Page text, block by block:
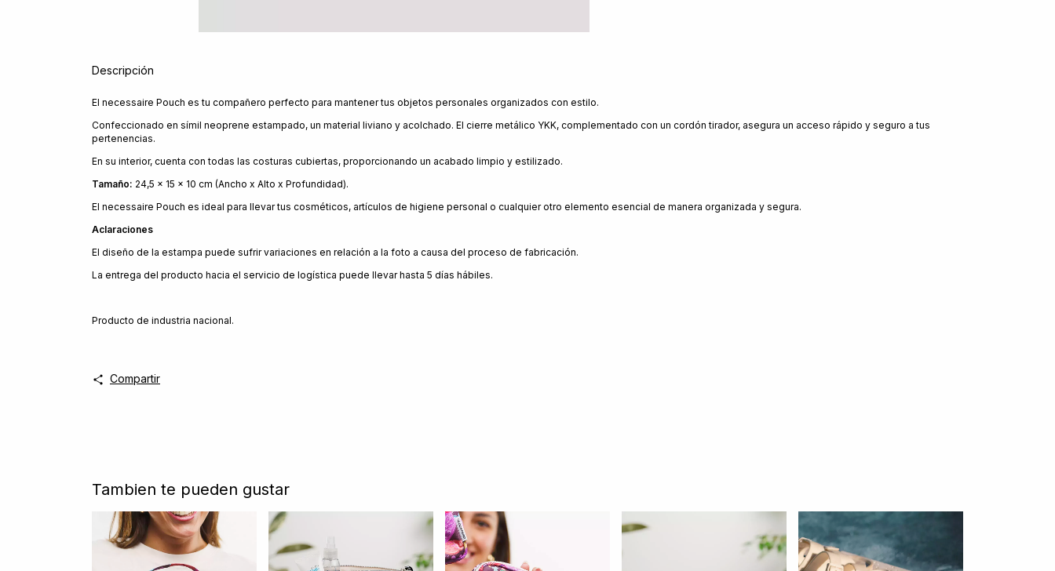
Descripción
El necessaire Pouch es tu compañero perfecto para mantener tus objetos personales organizados con estilo.
Confeccionado en símil neoprene estampado, un material liviano y acolchado. El cierre metálico YKK, complementado con un cordón tirador, asegura un acceso rápido y seguro a tus
pertenencias.
En su interior, cuenta con todas las costuras cubiertas, proporcionando un acabado limpio y estilizado.
Tamaño: 24,5 x 15 x 10 cm (Ancho x Alto x Profundidad).
El necessaire Pouch es ideal para llevar tus cosméticos, artículos de higiene personal o cualquier otro elemento esencial de manera organizada y segura.
Aclaraciones
El diseño de la estampa puede sufrir variaciones en relación a la foto a causa del proceso de fabricación.
La entrega del producto hacia el servicio de logística puede llevar hasta 5 días hábiles.
Producto de industria nacional.
Compartir
Tambien te pueden gustar